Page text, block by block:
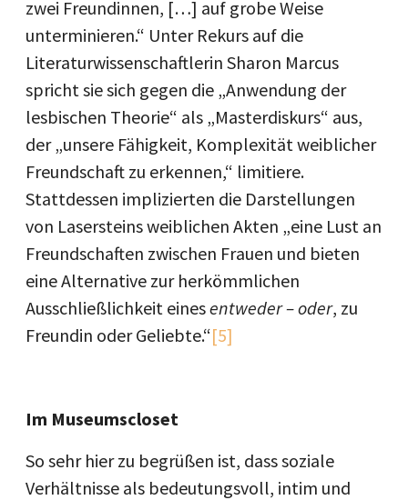
zwei Freundinnen, […] auf grobe Weise
unterminieren.“ Unter Rekurs auf die
Literaturwissenschaftlerin Sharon Marcus
spricht sie sich gegen die „Anwendung der
lesbischen Theorie“ als „Masterdiskurs“ aus,
der „unsere Fähigkeit, Komplexität weiblicher
Freundschaft zu erkennen,“ limitiere.
Stattdessen implizierten die Darstellungen
von Lasersteins weiblichen Akten „eine Lust an
Freundschaften zwischen Frauen und bieten
eine Alternative zur herkömmlichen
Ausschließlichkeit einesentweder – oder, zu
Freundin oder Geliebte.“[5]
Im Museumscloset
So sehr hier zu begrüßen ist, dass soziale
Verhältnisse als bedeutungsvoll, intim und